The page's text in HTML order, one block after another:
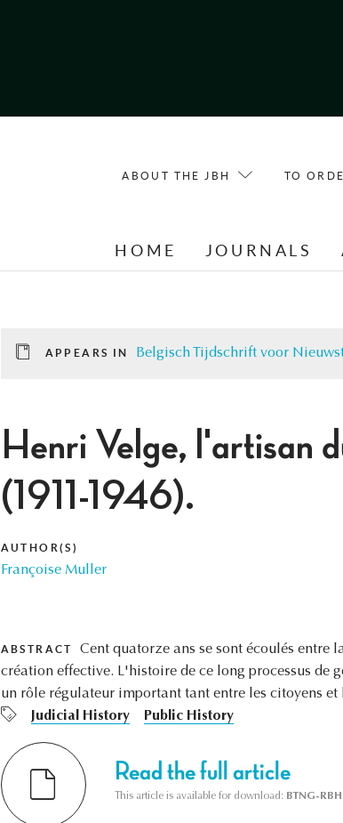
ABOUT THE JBH TO
HOME JOURNALS
APPEARS IN Belgisch Tijdschrift voor
Henri Velge, l'artisan
(1911-1946).
AUTHOR(S)
Françoise Muller
ABSTRACT
Cent quatorze ans se sont écoulés
création effective. L'histoire de ce long processus de
un rôle régulateur important tant entre les citoyens
Judicial History
Public History
Read the full article
This article is available for download: BTNG-